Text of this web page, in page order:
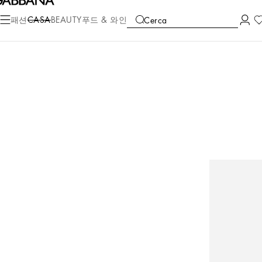
패션 CASABEAUTY푸드 & 와인 Cerca
컬렉션